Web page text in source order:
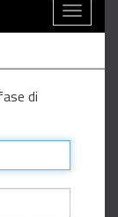
Toggle
di